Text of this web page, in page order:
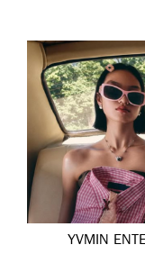
YVMIN